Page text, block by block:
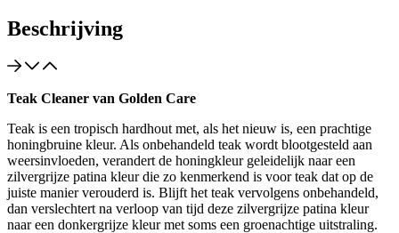
Beschrijving
Teak Cleaner van Golden Care
Teak is een tropisch hardhout met, als het nieuw is, een prachtige
honingbruine kleur. Als onbehandeld teak wordt blootgesteld aan
weersinvloeden, verandert de honingkleur geleidelijk naar een
zilvergrijze patina kleur die zo kenmerkend is voor teak dat op de
juiste manier verouderd is. Blijft het teak vervolgens onbehandeld,
dan verslechtert na verloop van tijd deze zilvergrijze patina kleur
naar een donkergrijze kleur met soms een groenachtige uitstraling.